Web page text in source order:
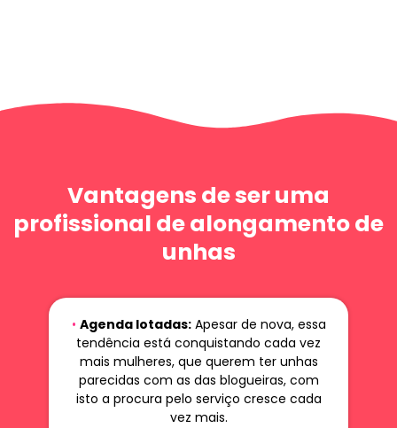
Vantagens de ser uma
profissional de alongamento de
unhas
• Agenda lotadas:Apesar de nova, essa
tendência está conquistando cada vez
mais mulheres, que querem ter unhas
parecidas com as das blogueiras, com
isto a procura pelo serviço cresce cada
vez mais.